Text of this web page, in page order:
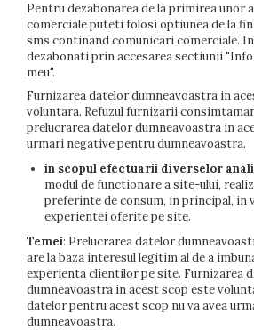
Pentru dezabonarea de la primirea unor
comerciale puteti folosi optiunea de la
sms continand comunicari comerciale.
dezabonati prin accesarea sectiunii
meu".
Furnizarea datelor dumneavoastra in
voluntara. Refuzul furnizarii
prelucrarea datelor dumneavoastra in
urmari negative pentru dumneavoastra.
in scopul efectuarii diverselor
modul de functionare a site-ului,
preferinte de consum, in principal, in
experientei oferite pe site.
Temei: Prelucrarea datelor
are la baza interesul legitim al de a
experienta clientilor pe site. Furnizarea
dumneavoastra in acest scop este
datelor pentru acest scop nu va avea
dumneavoastra.